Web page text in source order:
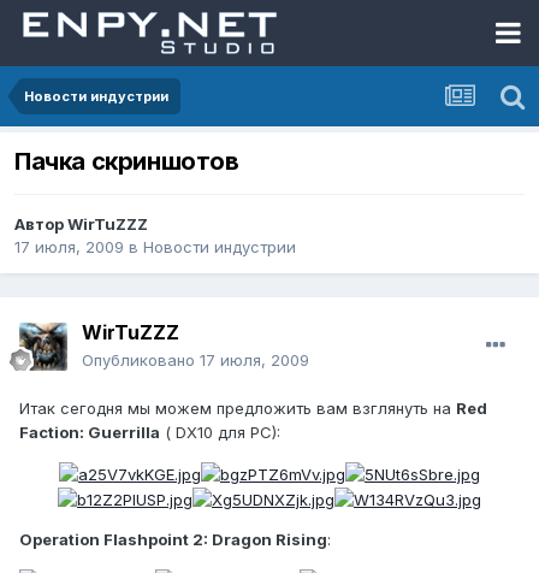
Новости индустрии
Пачка скриншотов
АвторWirTuZZZ
17 июля, 2009 в Новости индустрии
WirTuZZZ
Опубликовано 17 июля, 2009
Итак сегодня мы можем предложить вам взглянуть на Red
Faction: Guerrilla ( DX10 для PC):
Operation Flashpoint 2: Dragon Rising: